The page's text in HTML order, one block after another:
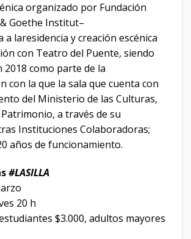
organizado por Fundación
Goethe Institut–
a laresidencia y creación escénica
con Teatro del Puente, siendo
2018 como parte de la
con la que la sala que cuenta con
del Ministerio de las Culturas,
a través de su
Instituciones Colaboradoras;
años de funcionamiento.
#LASILLA
20 h
$3.000, adultos mayores